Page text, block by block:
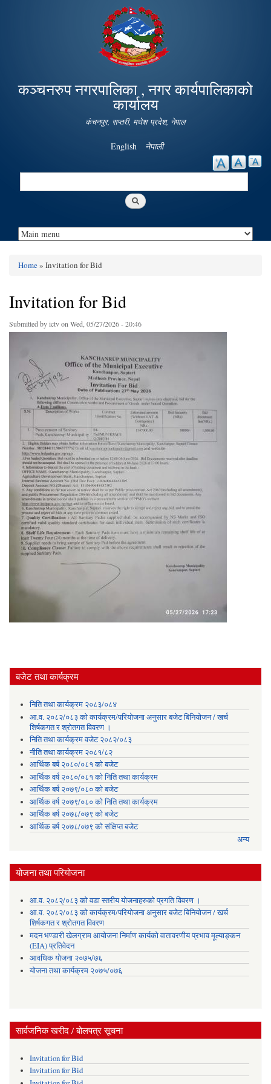
Skip to
main
content
कञ्चनरुप नगरपालिका , नगर कार्यपालिकाको
कार्यालय
कंचनपुर, सप्तरी, मधेश प्रदेश, नेपाल
English नेपाली
Search
Home» Invitation for Bid
Invitation for Bid
Submitted byictvon Wed, 05/27/2026 - 20:46
बजेट तथा कार्यक्रम
निति तथा कार्यक्रम २०८३/०८४
आ.व. २०८२/०८३ को कार्यक्रम/परियोजना अनुसार बजेट बिनियोजन / खर्च
शिर्षकगत र श्रोतगत विवरण ।
निति तथा कार्यक्रम वजेट २०८२/०८३
नीति तथा कार्यक्रम २०८१/८२
आर्थिक बर्ष २०८०/०८१ को बजेट
आर्थिक वर्ष २०८०/०८१ को निति तथा कार्यक्रम
आर्थिक बर्ष २०७९/०८० को बजेट
आर्थिक वर्ष २०७९/०८० को निति तथा कार्यक्रम
आर्थिक बर्ष २०७८/०७९ को बजेट
आर्थिक बर्ष २०७८/०७९ को संक्षिप्त बजेट
अन्य
योजना तथा परियोजना
आ.व. २०८२्/०८३ को वडा स्तरीय योजनाहरुको प्रगति विवरण ।
आ.व. २०८२/०८३ को कार्यक्रम/परियोजना अनुसार बजेट बिनियोजन / खर्च
शिर्षकगत र श्रोतगत विवरण
मदन भण्डारी खेलग्राम आयोजना निर्माण कार्यको वातावरणीय प्रभाव मूल्याङ्कन
(EIA) प्रतिवेदन
आवधिक योजना २०७५/७६
योजना तथा कार्यक्रम २०७५/०७६
सार्वजनिक खरीद / बोलपत्र सूचना
Invitation for Bid
Invitation for Bid